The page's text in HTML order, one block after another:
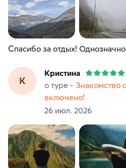
Спасибо за отдых!
К
Кристина
о туре - Знакомство
включено!
26 июл. 2026